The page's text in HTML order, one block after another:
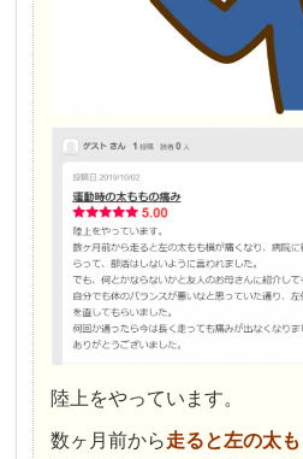
陸上をやっています。
数ヶ月前から走ると左の太